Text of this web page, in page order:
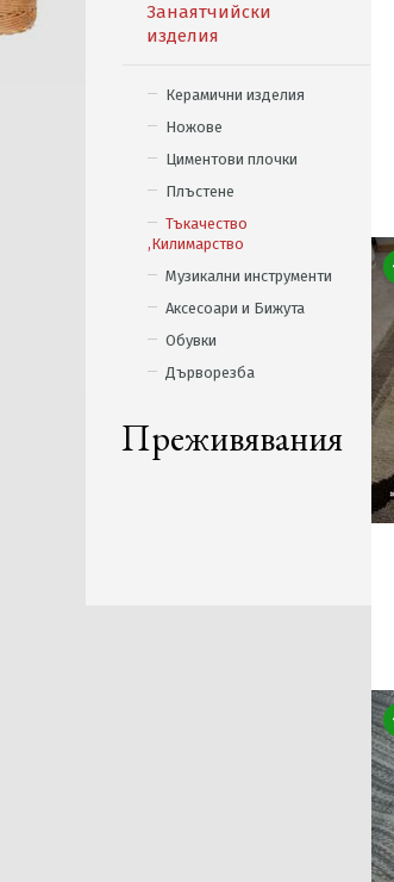
Занаятчийски
изделия
Керамични изделия
Ножове
Циментови плочки
Плъстене
Тъкачество
,Килимарство
Музикални инструменти
Аксесоари и Бижута
Обувки
Дърворезба
Преживявания